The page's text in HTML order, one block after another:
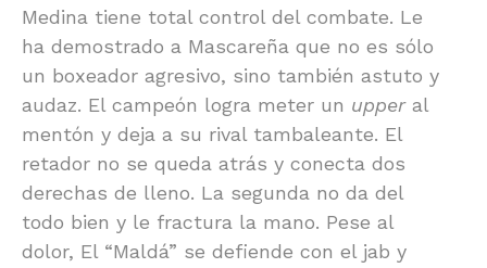
Medina tiene total control del combate. Le
ha demostrado a Mascareña que no es sólo
un boxeador agresivo, sino también astuto y
audaz. El campeón logra meter un upperal
mentón y deja a su rival tambaleante. El
retador no se queda atrás y conecta dos
derechas de lleno. La segunda no da del
todo bien y le fractura la mano. Pese al
dolor, El “Maldá” se defiende con el jab y